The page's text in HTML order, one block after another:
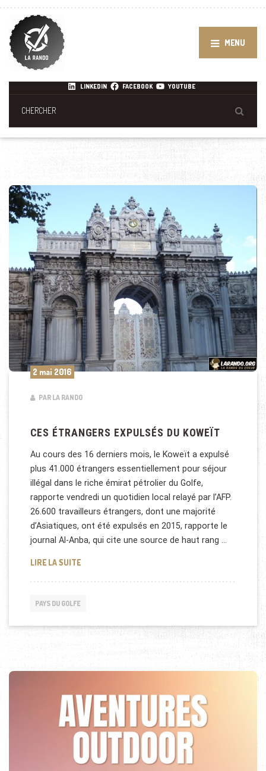
MENU
LINKEDIN FACEBOOK YOUTUBE
2 mai 2016
PAR LA RANDO
CES ÉTRANGERS EXPULSÉS DU KOWEÏT
Au cours des 16 derniers mois, le Koweït a expulsé
plus 41.000 étrangers essentiellement pour séjour
illégal dans le riche émirat pétrolier du Golfe,
rapporte vendredi un quotidien local relayé par l’AFP.
26.600 travailleurs étrangers, dont une majorité
d’Asiatiques, ont été expulsés en 2015, rapporte le
journal Al-Anba, qui cite une source de haut rang …
LIRE LA SUITECES ÉTRANGERS EXPULSÉS DU KOWEÏT
PAYS DU GOLFE